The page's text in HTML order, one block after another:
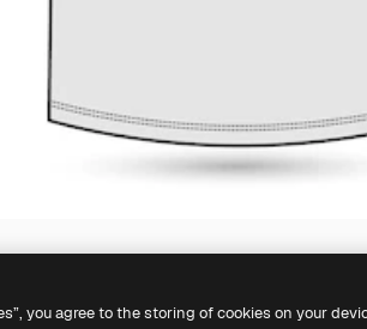
you agree to the storing of cookies on your